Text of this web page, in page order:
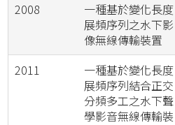
2008
一種基於變化長度
展頻序列之水下影
像無線傳輸裝置
2011
一種基於變化長度
展頻序列結合正交
分頻多工之水下聲
學影音無線傳輸裝